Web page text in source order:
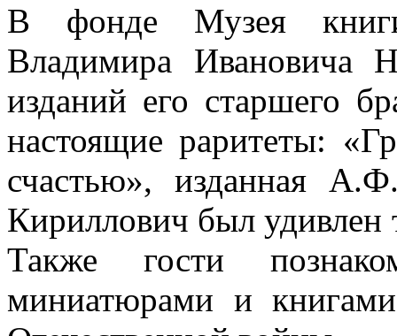
В фонде Музея
Владимира Ивановича
изданий его старшего
настоящие раритеты:
счастью», изданная
Кириллович был удивлен
Также гости
миниатюрами и